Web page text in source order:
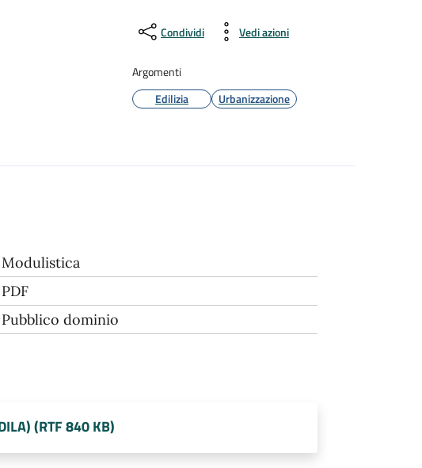
Condividi Vedi azioni
Argomenti
Edilizia
Urbanizzazione
Modulistica
PDF
Pubblico dominio
(RTF 840 KB)